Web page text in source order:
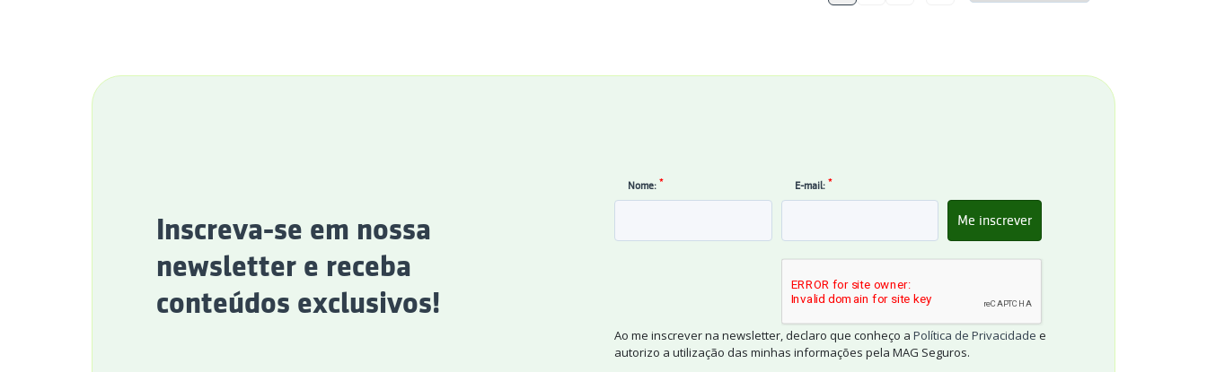
Inscreva-se em nossa
newsletter e receba
conteúdos exclusivos!
Nome: * E-mail: *
Ao me inscrever na newsletter, declaro que conheço a Política de Privacidade e
autorizo a utilização das minhas informações pela MAG Seguros.